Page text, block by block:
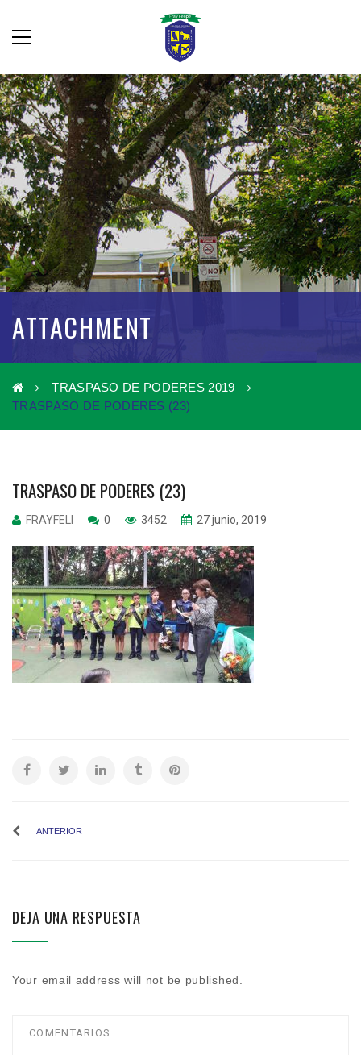
ATTACHMENT
TRASPASO DE PODERES 2019
TRASPASO DE PODERES (23)
TRASPASO DE PODERES (23)
FRAYFELI 0 3452 27 junio, 2019
ANTERIOR
DEJA UNA RESPUESTA
Your email address will not be published.